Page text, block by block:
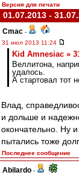
Версия для печати
01.07.2013 -
Cmac -
31 июл 2013 11:24
Kid Amnesiac »
Веллитона,
удалось.
А стартовал тот
Влад,
и дольше и
окончательно. Ну
пытались тоже
Последнее сообщение
Abilardo -